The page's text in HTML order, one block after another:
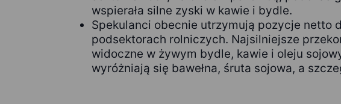
wspierała silne zyski w kawie i bydle.
Spekulanci obecnie utrzymują pozycje netto
podsektorach rolniczych. Najsilniejsze
widoczne w żywym bydle, kawie i oleju
wyróżniają się bawełna, śruta sojowa, a